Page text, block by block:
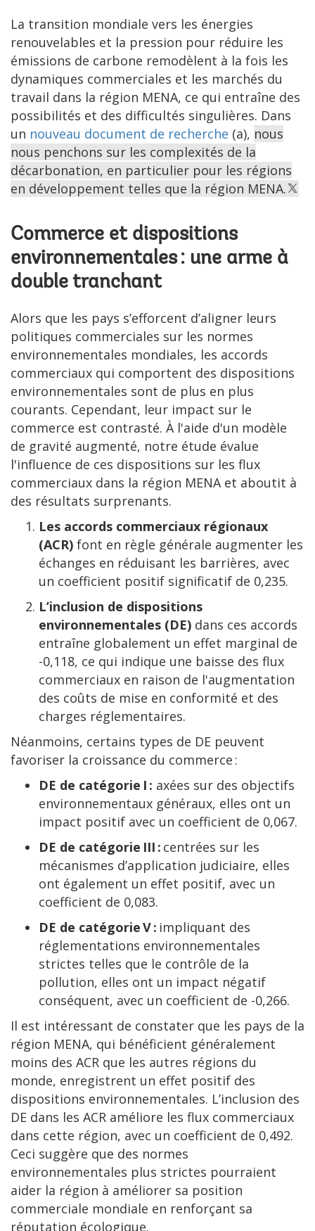
La transition mondiale vers les énergies
renouvelables et la pression pour réduire les
émissions de carbone remodèlent à la fois les
dynamiques commerciales et les marchés du
travail dans la région MENA, ce qui entraîne des
possibilités et des difficultés singulières. Dans
un nouveau document de recherche (a), nous
nous penchons sur les complexités de la
décarbonation, en particulier pour les régions
en développement telles que la région MENA.
Commerce et dispositions
environnementales : une arme à
double tranchant
Alors que les pays s’efforcent d’aligner leurs
politiques commerciales sur les normes
environnementales mondiales, les accords
commerciaux qui comportent des dispositions
environnementales sont de plus en plus
courants. Cependant, leur impact sur le
commerce est contrasté. À l'aide d'un modèle
de gravité augmenté, notre étude évalue
l'influence de ces dispositions sur les flux
commerciaux dans la région MENA et aboutit à
des résultats surprenants.
Les accords commerciaux régionaux
(ACR) font en règle générale augmenter les
échanges en réduisant les barrières, avec
un coefficient positif significatif de 0,235.
L’inclusion de dispositions
environnementales (DE) dans ces accords
entraîne globalement un effet marginal de
-0,118, ce qui indique une baisse des flux
commerciaux en raison de l'augmentation
des coûts de mise en conformité et des
charges réglementaires.
Néanmoins, certains types de DE peuvent
favoriser la croissance du commerce :
DE de catégorie I : axées sur des objectifs
environnementaux généraux, elles ont un
impact positif avec un coefficient de 0,067.
DE de catégorie III : centrées sur les
mécanismes d’application judiciaire, elles
ont également un effet positif, avec un
coefficient de 0,083.
DE de catégorie V : impliquant des
réglementations environnementales
strictes telles que le contrôle de la
pollution, elles ont un impact négatif
conséquent, avec un coefficient de -0,266.
Il est intéressant de constater que les pays de la
région MENA, qui bénéficient généralement
moins des ACR que les autres régions du
monde, enregistrent un effet positif des
dispositions environnementales. L’inclusion des
DE dans les ACR améliore les flux commerciaux
dans cette région, avec un coefficient de 0,492.
Ceci suggère que des normes
environnementales plus strictes pourraient
aider la région à améliorer sa position
commerciale mondiale en renforçant sa
réputation écologique.